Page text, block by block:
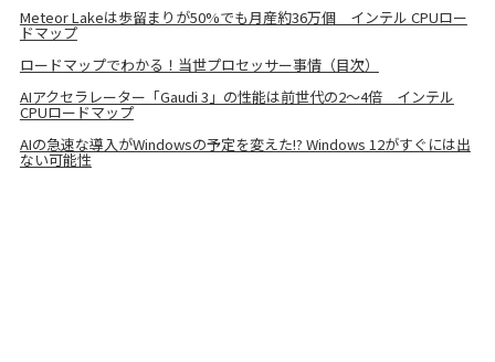
Meteor Lakeは歩留まりが50%でも月産約36万個 インテル CPUロー
ドマップ
ロードマップでわかる！当世プロセッサー事情（目次）
AIアクセラレーター「Gaudi 3」の性能は前世代の2～4倍 インテル
CPUロードマップ
AIの急速な導入がWindowsの予定を変えた!? Windows 12がすぐには出
ない可能性